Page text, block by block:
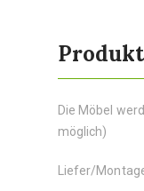
Die Möbel
möglich)
Liefer/